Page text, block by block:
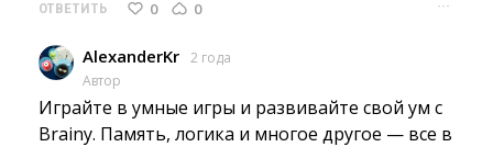
ОТВЕТИТЬ 0 0 ···
AlexanderKr 2 года
Автор
Играйте в умные игры и развивайте свой ум с
Brainy. Память, логика и многое другое — все в